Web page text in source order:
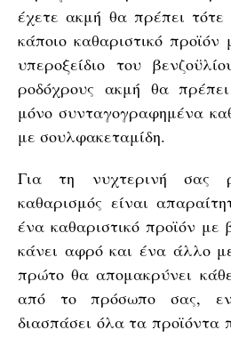
έχετε ακμή θα πρέπει τότε
κάποιο καθαριστικό
υπεροξείδιο του
ροδόχρους ακμή θα
μόνο συνταγογραφημένα
με σουλφακεταμίδη.
Για τη νυχτερινή σας
καθαρισμός είναι
ένα καθαριστικό προϊόν
κάνει αφρό και ένα άλλο
πρώτο θα απομακρύνει
από το πρόσωπο σας,
διασπάσει όλα τα προϊόντα